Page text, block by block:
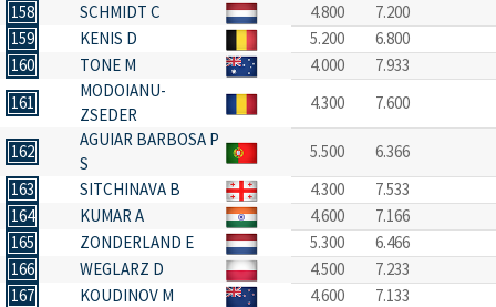
158
SCHMIDT C 4.800
7.200
159
KENIS D 5.200
6.800
160
TONE M 4.000
7.933
161
MODOIANU-
ZSEDER
4.300 7.600
162
AGUIAR BARBOSA P
S
5.500
6.366
163
SITCHINAVA B 4.300
7.533
164
KUMAR A 4.600
7.166
165
ZONDERLAND E 5.300
6.466
166
WEGLARZ D 4.500
7.233
167
KOUDINOV M 4.600
7.133